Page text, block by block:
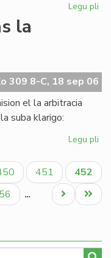
Legu pli
la
309 8-C, 18 sep 06
el la arbitracia
suba klarigo:
Legu pli
la
Paĝo
451
Aktuala
paĝo
452
…
Last
page
Next
page